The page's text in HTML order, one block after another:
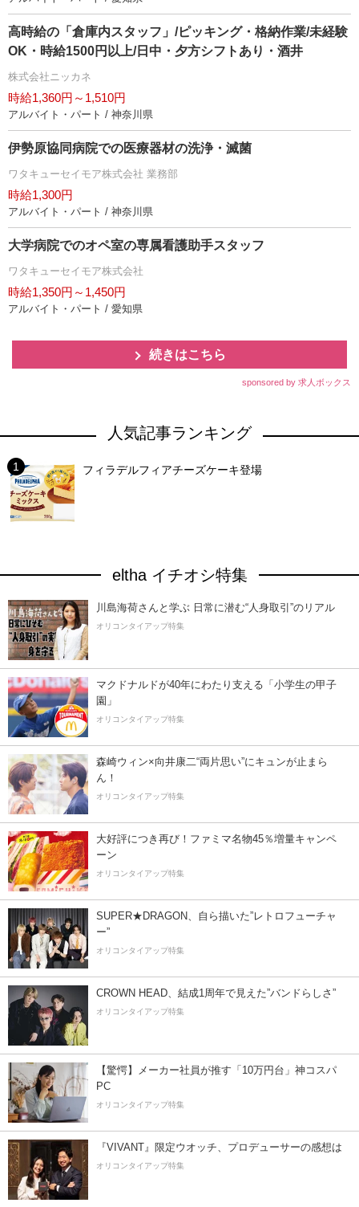
高時給の「倉庫内スタッフ」/ピッキング・格納作業/未経験
OK・時給1500円以上/日中・夕方シフトあり・酒井
株式会社ニッカネ
時給1,360円～1,510円
アルバイト・パート / 神奈川県
伊勢原協同病院での医療器材の洗浄・滅菌
ワタキューセイモア株式会社 業務部
時給1,300円
アルバイト・パート / 神奈川県
大学病院でのオペ室の専属看護助手スタッフ
ワタキューセイモア株式会社
時給1,350円～1,450円
アルバイト・パート / 愛知県
続きはこちら
sponsored by 求人ボックス
人気記事ランキング
フィラデルフィアチーズケーキ登場
eltha イチオシ特集
川島海荷さんと学ぶ 日常に潜む“人身取引”のリアル
オリコンタイアップ特集
マクドナルドが40年にわたり支える「小学生の甲子
園」
オリコンタイアップ特集
森崎ウィン×向井康二“両片思い”にキュンが止まら
ん！
オリコンタイアップ特集
大好評につき再び！ファミマ名物45％増量キャンペ
ーン
オリコンタイアップ特集
SUPER★DRAGON、自ら描いた”レトロフューチャ
ー”
オリコンタイアップ特集
CROWN HEAD、結成1周年で見えた”バンドらしさ”
オリコンタイアップ特集
【驚愕】メーカー社員が推す「10万円台」神コスパ
PC
オリコンタイアップ特集
『VIVANT』限定ウオッチ、プロデューサーの感想は
オリコンタイアップ特集